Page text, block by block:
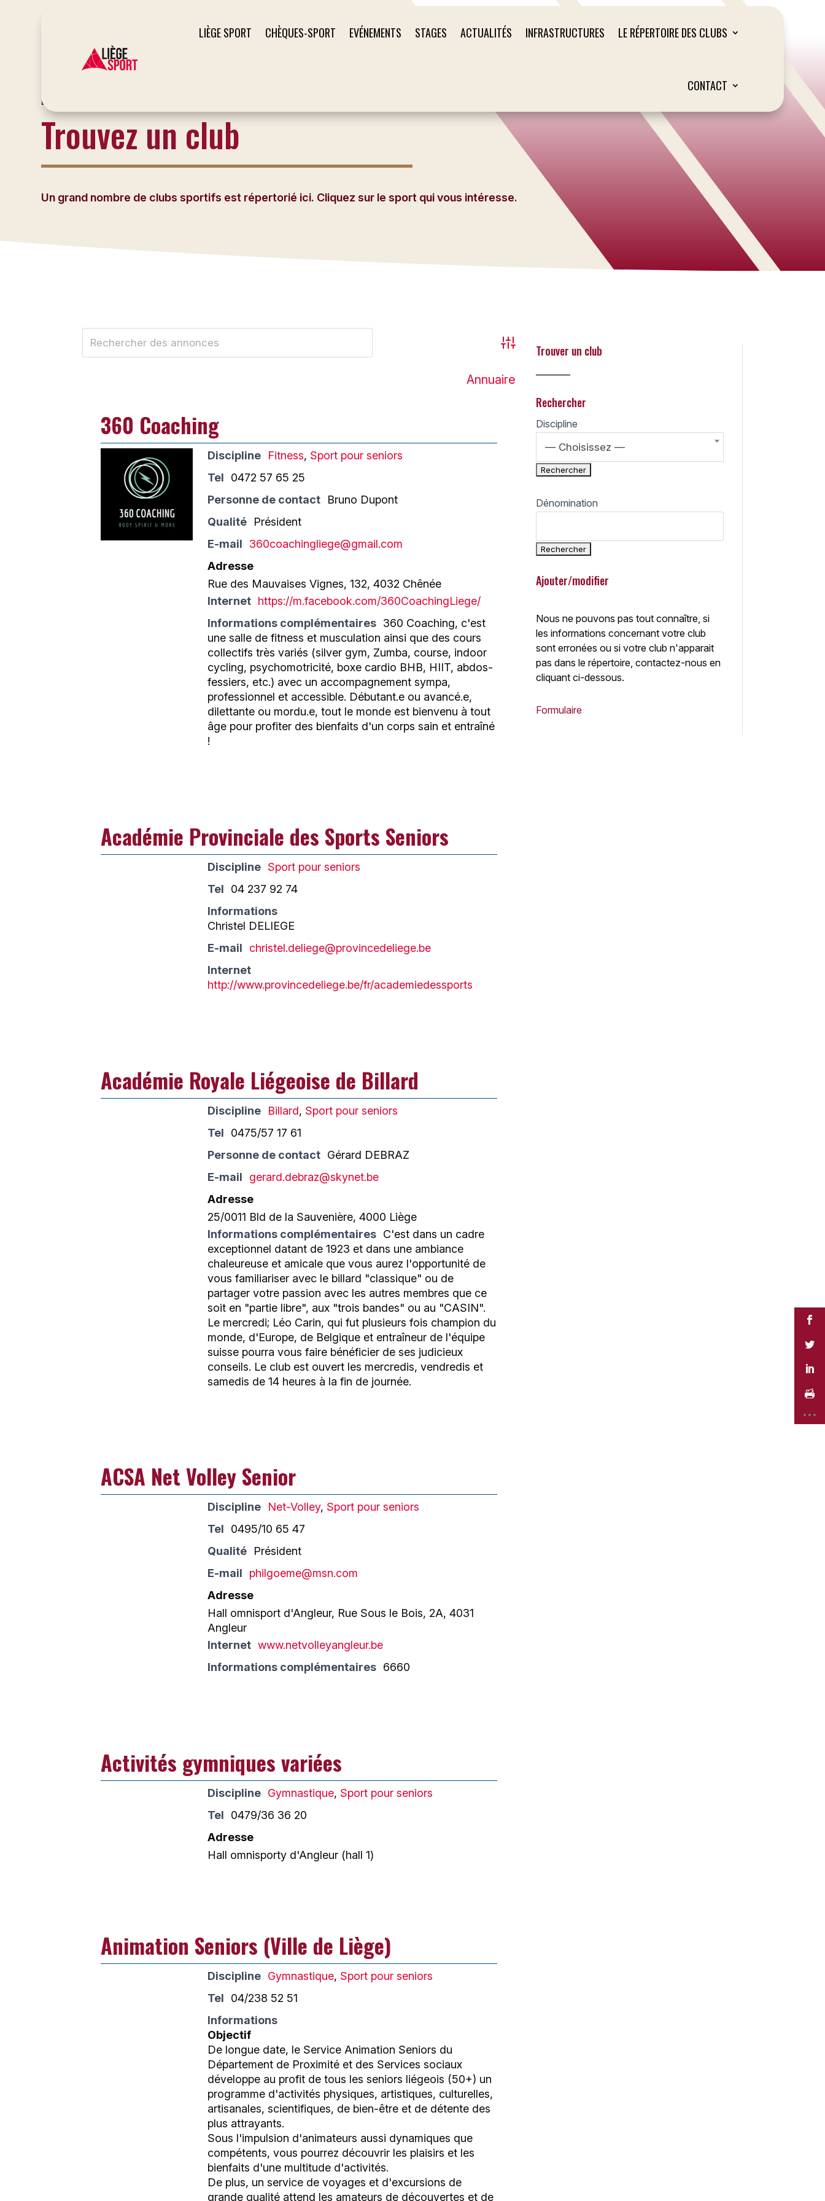
LIÈGE SPORT CHÈQUES-SPORT EVÉNEMENTS STAGES ACTUALITÉS INFRASTRUCTURES LE RÉPERTOIRE DES CLUBS
CONTACT
LE SITE DU SPORT À LIÈGE
Trouvez un club
Un grand nombre de clubs sportifs est répertorié ici. Cliquez sur le sport qui vous intéresse.
Advanced Search
Annuaire
360 Coaching
Discipline Fitness, Sport pour seniors
Tel
0472 57 65 25
Personne de contact
Bruno Dupont
Qualité
Président
E-mail
360coachingliege@gmail.com
Adresse
Rue des Mauvaises Vignes, 132, 4032 Chênée
Internet https://m.facebook.com/360CoachingLiege/
Informations complémentaires 360 Coaching, c'est
une salle de fitness et musculation ainsi que des cours
collectifs très variés (silver gym, Zumba, course, indoor
cycling, psychomotricité, boxe cardio BHB, HIIT, abdos-
fessiers, etc.) avec un accompagnement sympa,
professionnel et accessible. Débutant.e ou avancé.e,
dilettante ou mordu.e, tout le monde est bienvenu à tout
âge pour profiter des bienfaits d'un corps sain et entraîné
!
Académie Provinciale des Sports Seniors
Discipline Sport pour seniors
Tel
04 237 92 74
Informations
Christel DELIEGE
E-mail
christel.deliege@provincedeliege.be
Internet
http://www.provincedeliege.be/fr/academiedessports
Académie Royale Liégeoise de Billard
Discipline Billard, Sport pour seniors
Tel
0475/57 17 61
Personne de contact Gérard DEBRAZ
E-mail
gerard.debraz@skynet.be
Adresse
25/0011 Bld de la Sauvenière, 4000 Liège
Informations complémentaires C'est dans un cadre
exceptionnel datant de 1923 et dans une ambiance
chaleureuse et amicale que vous aurez l'opportunité de
vous familiariser avec le billard "classique" ou de
partager votre passion avec les autres membres que ce
soit en "partie libre", aux "trois bandes" ou au "CASIN".
Le mercredi; Léo Carin, qui fut plusieurs fois champion du
monde, d'Europe, de Belgique et entraîneur de l'équipe
suisse pourra vous faire bénéficier de ses judicieux
conseils. Le club est ouvert les mercredis, vendredis et
samedis de 14 heures à la fin de journée.
ACSA Net Volley Senior
Discipline Net-Volley, Sport pour seniors
Tel
0495/10 65 47
Qualité
Président
E-mail
philgoeme@msn.com
Adresse
Hall omnisport d'Angleur, Rue Sous le Bois, 2A, 4031
Angleur
Internet www.netvolleyangleur.be
Informations complémentaires 6660
Activités gymniques variées
Discipline Gymnastique, Sport pour seniors
Tel
0479/36 36 20
Adresse
Hall omnisporty d'Angleur (hall 1)
Animation Seniors (Ville de Liège)
Discipline Gymnastique, Sport pour seniors
Tel
04/238 52 51
Informations
Objectif
De longue date, le Service Animation Seniors du
Département de Proximité et des Services sociaux
développe au profit de tous les seniors liégeois (50+) un
programme d'activités physiques, artistiques, culturelles,
artisanales, scientifiques, de bien-être et de détente des
plus attrayants.
Sous l'impulsion d'animateurs aussi dynamiques que
compétents, vous pourrez découvrir les plaisirs et les
bienfaits d'une multitude d'activités.
De plus, un service de voyages et d'excursions de
grande qualité attend les amateurs de découvertes et de
Trouver un club
Rechercher
Discipline
— Choisissez —
Dénomination
Ajouter/modifier
Nous ne pouvons pas tout connaître, si
les informations concernant votre club
sont erronées ou si votre club n'apparait
pas dans le répertoire, contactez-nous en
cliquant ci-dessous.
Formulaire